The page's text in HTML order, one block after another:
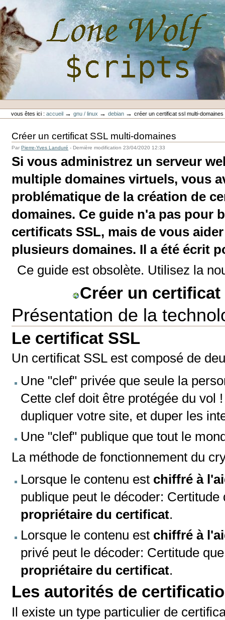
au
contenu.
Aller
à
la
navigation
Outils
personnels
vous êtes ici : accueil →gnu / linux →debian →créer un certificat ssl multi-domaines
Créer un certificat SSL multi-domaines
ParPierre-Yves Landuré - Dernière modification 23/04/2020 12:33
Si vous administrez un serveur
multiple domaines virtuels, vous
problématique de la création de
domaines. Ce guide n'a pas pour
certificats SSL, mais de vous
plusieurs domaines. Il a été écrit
Ce guide est obsolète. Utilisez la
Créer un certificat
Présentation de la
Le certificat SSL
Un certificat SSL est composé de
Une "clef" privée que seule la
Cette clef doit être protégée du vol
dupliquer votre site, et duper les
Une "clef" publique que tout le
La méthode de fonctionnement du
Lorsque le contenu est chiffré à
publique peut le décoder:
propriétaire du certificat.
Lorsque le contenu est chiffré à
privé peut le décoder: Certitude
propriétaire du certificat.
Les autorités de
Il existe un type particulier de